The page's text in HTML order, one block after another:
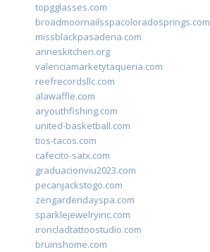
topgglasses.com
broadmoornailsspacoloradosprings.com
missblackpasadena.com
anneskitchen.org
valenciamarketytaqueria.com
reefrecordsllc.com
alawaffle.com
aryouthfishing.com
united-basketball.com
tios-tacos.com
cafecito-satx.com
graduacionviu2023.com
pecanjackstogo.com
zengardendayspa.com
sparklejewelryinc.com
ironcladtattoostudio.com
bruinshome.com